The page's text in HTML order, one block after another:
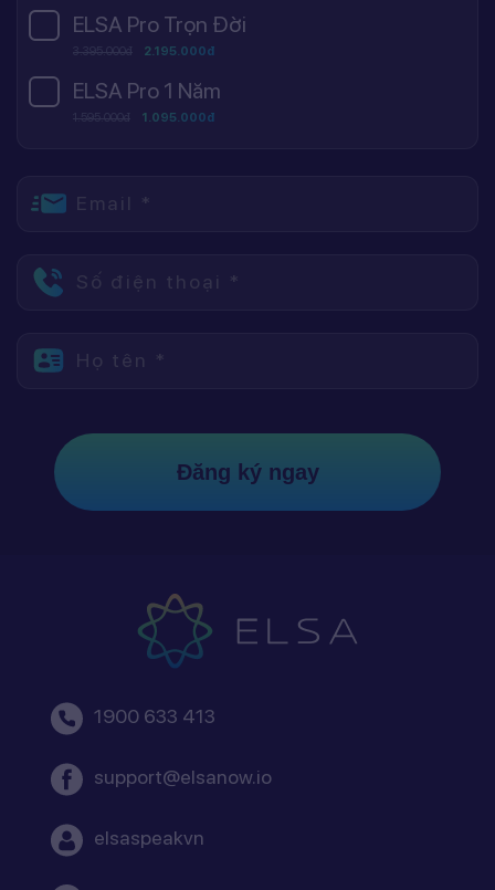
ELSA Pro Trọn Đời
3.395.000đ 2.195.000đ
ELSA Pro 1 Năm
1.595.000đ 1.095.000đ
Email *
Số điện thoại *
Họ tên *
Đăng ký ngay
1900 633 413
support@elsanow.io
elsaspeakvn